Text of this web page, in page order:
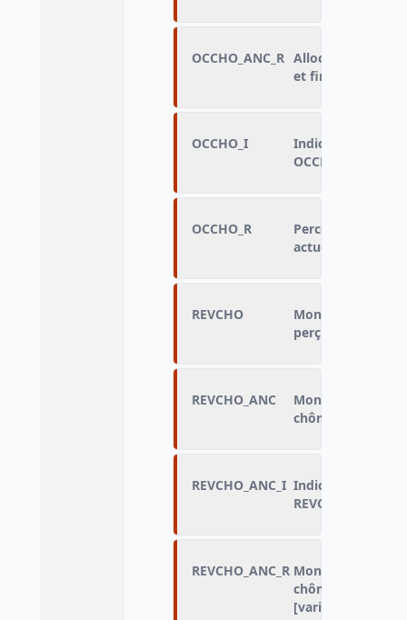
OCCHO_ANC_R Allocations
et fin septembre
OCCHO_I
Indicatrice de
OCCHO
OCCHO_R
Perception
actuellement
REVCHO
Montant
perçu
REVCHO_ANC
Montant moyen
chômage perçu
REVCHO_ANC_I Indicatrice de
REVCHO_ANC
REVCHO_ANC_R Montant
chômage perçu
[variable